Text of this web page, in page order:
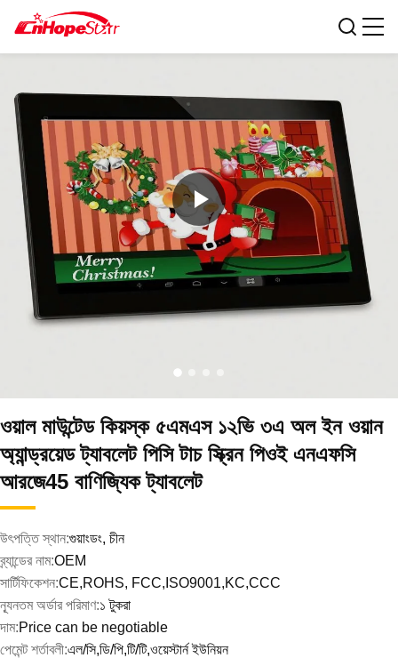
ওয়াল মাউন্টেড কিয়স্ক ৫এমএস ১২ভি ৩এ অল ইন ওয়ান
অ্যান্ড্রয়েড ট্যাবলেট পিসি টাচ স্ক্রিন পিওই এনএফসি
আরজে45 বাণিজ্যিক ট্যাবলেট
উৎপত্তি স্থান:গুয়াংডং, চীন
ব্র্যান্ডের নাম:OEM
সার্টিফিকেশন:CE,ROHS, FCC,ISO9001,KC,CCC
ন্যূনতম অর্ডার পরিমাণ:১ টুকরা
দাম:Price can be negotiable
পেমেন্ট শর্তাবলী:এল/সি,ডি/পি,টি/টি,ওয়েস্টার্ন ইউনিয়ন